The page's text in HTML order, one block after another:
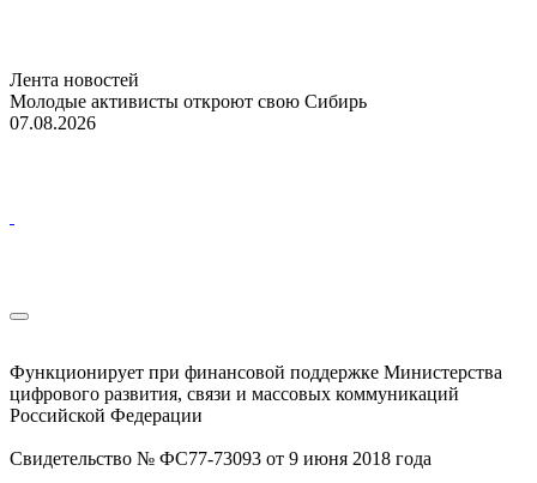
Лента новостей
Молодые активисты откроют свою Сибирь
07.08.2026
Функционирует при финансовой поддержке Министерства
цифрового развития, связи и массовых коммуникаций
Российской Федерации
Свидетельство № ФС77-73093 от 9 июня 2018 года